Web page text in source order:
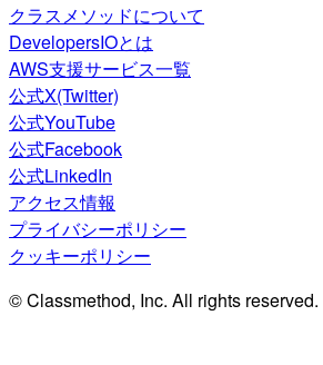
クラスメソッドについて
DevelopersIOとは
AWS支援サービス一覧
公式X(Twitter)
公式YouTube
公式Facebook
公式LinkedIn
アクセス情報
プライバシーポリシー
クッキーポリシー
© Classmethod, Inc. All rights reserved.